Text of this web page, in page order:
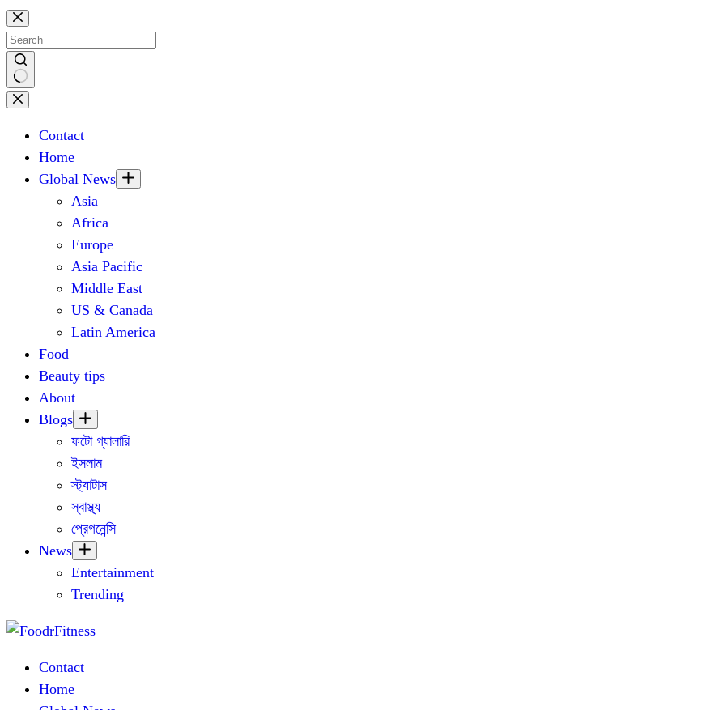
Skip
to
content
No
Contact
Home
Global News
Asia
Africa
Europe
Asia Pacific
Middle East
US & Canada
Latin America
Food
Beauty tips
About
Blogs
ফটো গ্যালারি
ইসলাম
স্ট্যাটাস
স্বাস্থ্য
প্রেগনেন্সি
News
Entertainment
Trending
Contact
Home